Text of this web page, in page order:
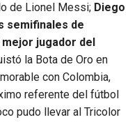
de Lionel Messi; Diego
semifinales de
jugador del
la Bota de Oro en
con Colombia,
referente del fútbol
pudo llevar al Tricolor